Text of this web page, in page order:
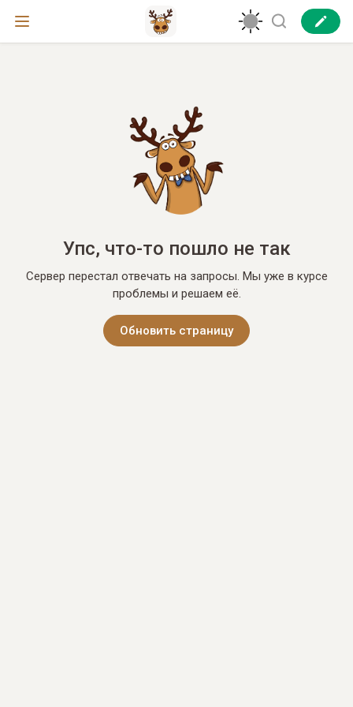
Упс, что-то пошло не так
Сервер перестал отвечать на запросы. Мы уже в курсе
проблемы и решаем её.
Обновить страницу